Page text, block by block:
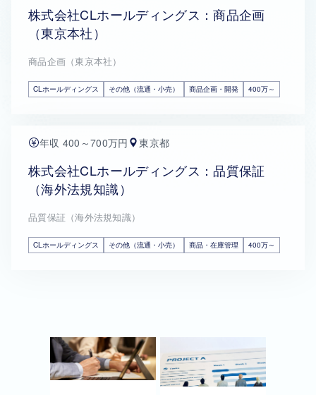
株式会社CLホールディングス：商品企画
（東京本社）
商品企画（東京本社）
CLホールディングス その他（流通・小売） 商品企画・開発 400万～
年収 400～700万円 東京都
株式会社CLホールディングス：品質保証
（海外法規知識）
品質保証（海外法規知識）
CLホールディングス その他（流通・小売） 商品・在庫管理 400万～